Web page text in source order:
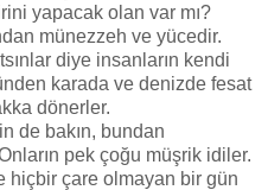
yapacak olan var mı?
münezzeh ve yücedir.
diye insanların kendi
karada ve denizde fesat
dönerler.
de bakın, bundan
pek çoğu müşrik idiler.
hiçbir çare olmayan bir gün